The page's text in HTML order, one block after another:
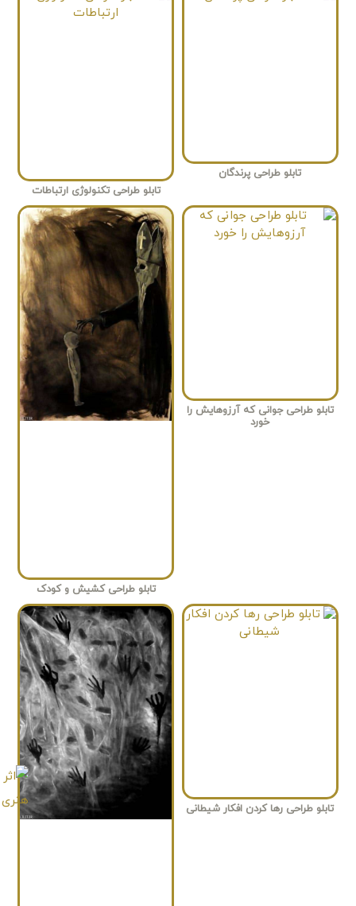
تابلو طراحی پرندگان
تابلو طراحی تکنولوژی ارتباطات
تابلو طراحی جوانی که آرزوهایش را
خورد
تابلو طراحی کشیش و کودک
تابلو طراحی رها کردن افکار شیطانی